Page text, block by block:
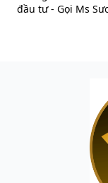
đầu tư - Gọi Ms